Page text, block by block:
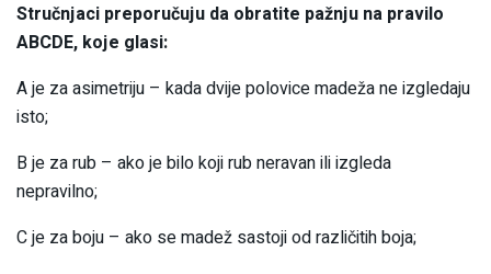
Stručnjaci preporučuju da obratite pažnju na pravilo
ABCDE, koje glasi:
A je za asimetriju – kada dvije polovice madeža ne izgledaju
isto;
B je za rub – ako je bilo koji rub neravan ili izgleda
nepravilno;
C je za boju – ako se madež sastoji od različitih boja;